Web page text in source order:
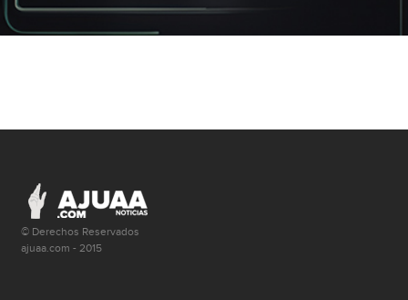
© Derechos Reservados
ajuaa.com - 2015